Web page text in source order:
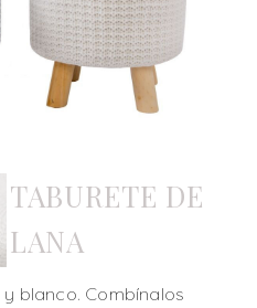
TABURETE DE
LANA
blanco. Combínalos